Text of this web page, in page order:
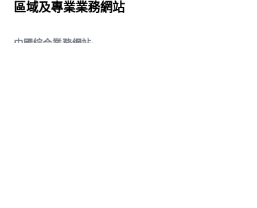
區域及專業業務網站
中國綜合業務網站: